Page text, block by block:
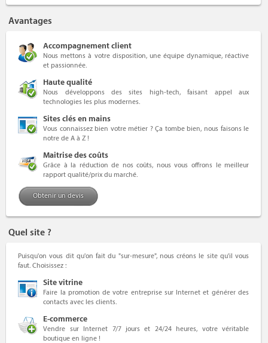
Avantages
Accompagnement client
Nous mettons à votre disposition, une équipe dynamique, réactive
et passionnée.
Haute qualité
Nous développons des sites high-tech, faisant appel aux
technologies les plus modernes.
Sites clés en mains
Vous connaissez bien votre métier ? Ça tombe bien, nous faisons le
notre de A à Z !
Maitrise des coûts
Grâce à la réduction de nos coûts, nous vous offrons lemeilleur
rapport qualité/prix du marché.
Obtenir un devis
Quel site ?
Puisqu'on vous dit qu'on fait du "sur-mesure", nous créons le site qu'il vous
faut. Choisissez :
Site vitrine
Faire la promotion de votre entreprise sur Internet et générer des
contacts avec les clients.
E-commerce
Vendre sur Internet 7/7 jours et 24/24 heures, votre véritable
boutique en ligne !